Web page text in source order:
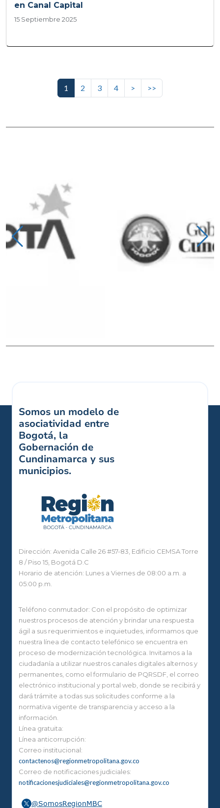
en Canal Capital
15 Septiembre 2025
Paginación 1 2 3 4 > Siguiente página
>>
Somos un modelo de
asociatividad entre
Bogotá, la
Gobernación de
Cundinamarca y sus
municipios.
Dirección: Avenida Calle 26 #57-83, Edificio CEMSA Torre
8 / Piso 15, Bogotá D.C
Horario de atención: Lunes a Viernes de 08:00 a.m. a
05:00 p.m.
Teléfono conmutador: Con el propósito de optimizar
nuestros procesos de atención y brindar una respuesta
ágil a sus requerimientos e inquietudes, informamos que
nuestra línea de contacto telefónico se encuentra en
proceso de modernización tecnológica. Invitamos a la
ciudadanía a utilizar nuestros canales digitales alternos y
permanentes, como el formulario de PQRSDF, el correo
electrónico institucional y portal web, donde se recibirá y
dará trámite a todas sus solicitudes conforme a la
normativa vigente de transparencia y acceso a la
información.
Línea gratuita:
Línea anticorrupción:
Correo institucional:
contactenos@regionmetropolitana.gov.co
Correo de notificaciones judiciales:
notificacionesjudiciales@regionmetropolitana.gov.co
@SomosRegionMBC